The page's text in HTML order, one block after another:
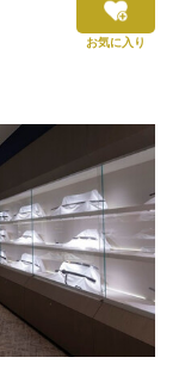
お気に入り